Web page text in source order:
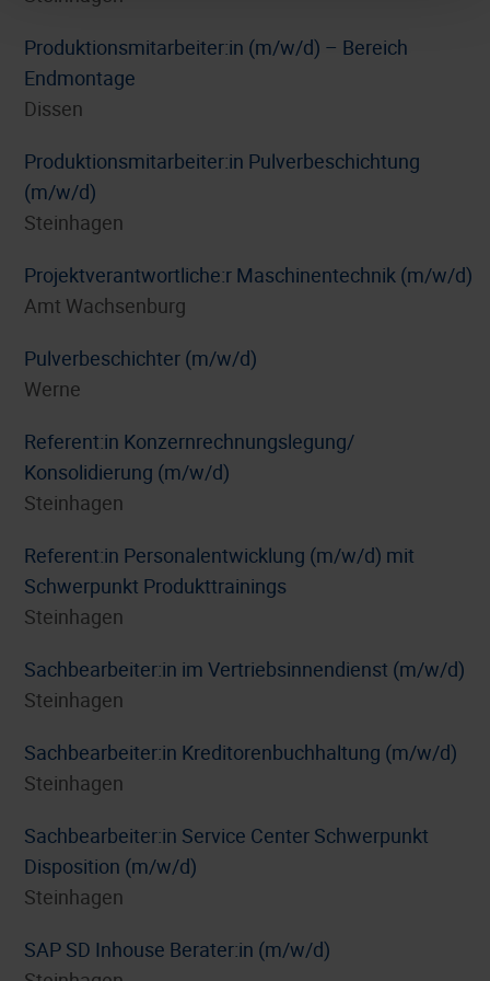
Produktionsmitarbeiter:in (m/w/d) – Bereich
Endmontage
Dissen
Produktionsmitarbeiter:in Pulverbeschichtung
(m/w/d)
Steinhagen
Projektverantwortliche:r Maschinentechnik (m/w/d)
Amt Wachsenburg
Pulverbeschichter (m/w/d)
Werne
Referent:in Konzernrechnungslegung/
Konsolidierung (m/w/d)
Steinhagen
Referent:in Personalentwicklung (m/w/d) mit
Schwerpunkt Produkttrainings
Steinhagen
Sachbearbeiter:in im Vertriebsinnendienst (m/w/d)
Steinhagen
Sachbearbeiter:in Kreditorenbuchhaltung (m/w/d)
Steinhagen
Sachbearbeiter:in Service Center Schwerpunkt
Disposition (m/w/d)
Steinhagen
SAP SD Inhouse Berater:in (m/w/d)